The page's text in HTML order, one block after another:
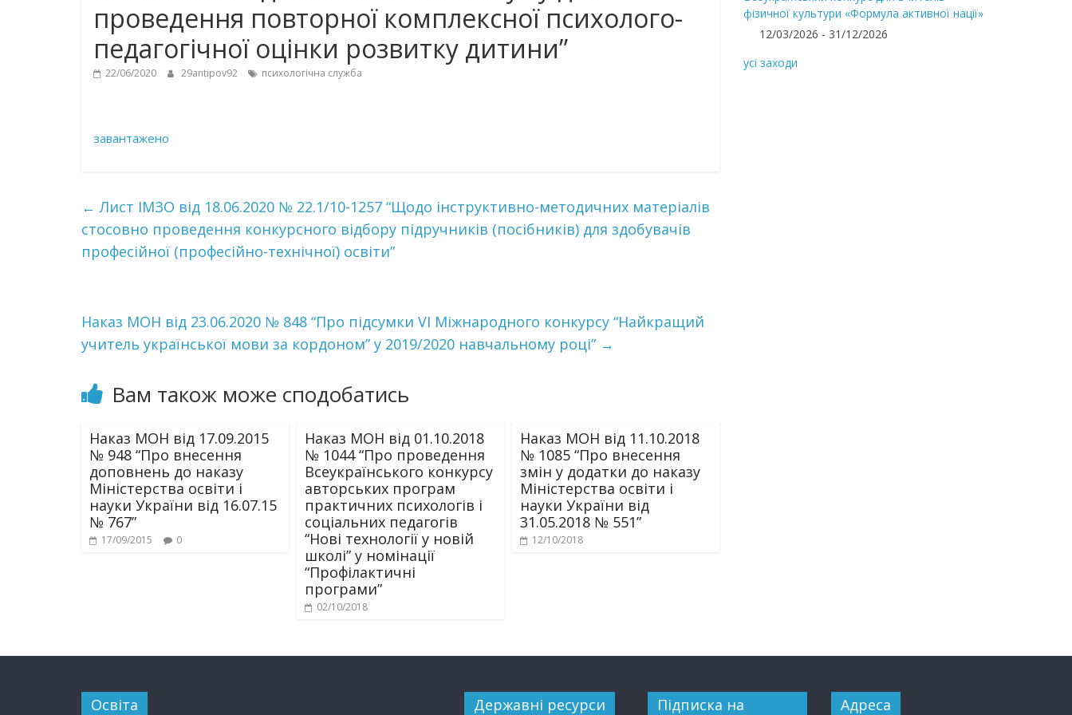
проведення повторної комплексної психолого-
педагогічної оцінки розвитку дитини”
22/06/2020 29antipov92 психологічна служба
завантажено
← Лист ІМЗО від 18.06.2020 № 22.1/10-1257 “Щодо інструктивно-методичних матеріалів
стосовно проведення конкурсного відбору підручників (посібників) для здобувачів
професійної (професійно-технічної) освіти”
Наказ МОН від 23.06.2020 № 848 “Про підсумки VI Міжнародного конкурсу “Найкращий
учитель української мови за кордоном” у 2019/2020 навчальному році” →
Вам також може сподобатись
Наказ МОН від 17.09.2015
№ 948 “Про внесення
доповнень до наказу
Міністерства освіти і
науки України від 16.07.15
№ 767”
17/09/2015 0
Наказ МОН від 01.10.2018
№ 1044 “Про проведення
Всеукраїнського конкурсу
авторських програм
практичних психологів і
соціальних педагогів
“Нові технології у новій
школі” у номінації
“Профілактичні
програми”
02/10/2018
Наказ МОН від 11.10.2018
№ 1085 “Про внесення
змін у додатки до наказу
Міністерства освіти і
науки України від
31.05.2018 № 551”
12/10/2018
фізичної культури «Формула активної нації»
12/03/2026 - 31/12/2026
усі заходи
Освіта Державні ресурси
Підписка на
Адреса